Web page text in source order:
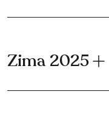
Zima 2025